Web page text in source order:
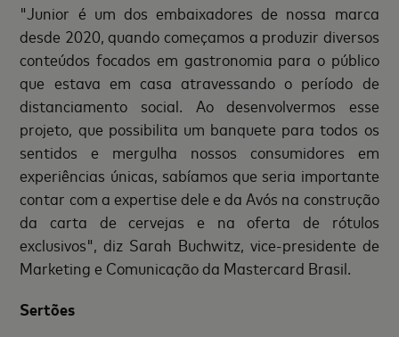
"Junior é um dos embaixadores de nossa marca
desde 2020, quando começamos a produzir diversos
conteúdos focados em gastronomia para o público
que estava em casa atravessando o período de
distanciamento social. Ao desenvolvermos esse
projeto, que possibilita um banquete para todos os
sentidos e mergulha nossos consumidores em
experiências únicas, sabíamos que seria importante
contar com a expertise dele e da Avós na construção
da carta de cervejas e na oferta de rótulos
exclusivos", diz Sarah Buchwitz, vice-presidente de
Marketing e Comunicação da Mastercard Brasil.
Sertões